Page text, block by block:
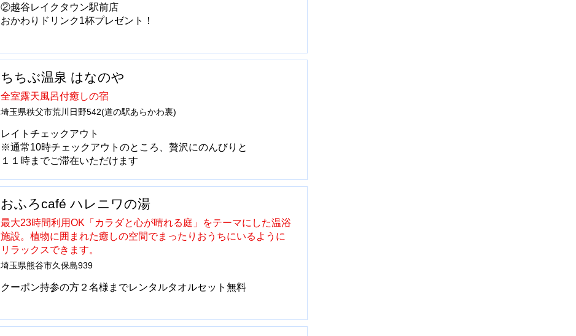
②越谷レイクタウン駅前店
おかわりドリンク1杯プレゼント！
ちちぶ温泉 はなのや
全室露天風呂付癒しの宿
埼玉県秩父市荒川日野542(道の駅あらかわ裏)
レイトチェックアウト
※通常10時チェックアウトのところ、贅沢にのんびりと
１１時までご滞在いただけます
おふろcafé ハレニワの湯
最大23時間利用OK「カラダと心が晴れる庭」をテーマにした温浴
施設。植物に囲まれた癒しの空間でまったりおうちにいるように
リラックスできます。
埼玉県熊谷市久保島939
クーポン持参の方２名様までレンタルタオルセット無料